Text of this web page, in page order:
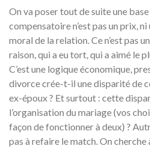
On va poser tout de suite une
compensatoire n’est pas un prix,
moral de la relation. Ce n’est pas
raison, qui a eu tort, qui a aimé le
C’est une logique économique,
divorce crée-t-il une disparité de
ex-époux ? Et surtout : cette
l’organisation du mariage (vos
façon de fonctionner à deux) ?
pas à refaire le match. On cherche